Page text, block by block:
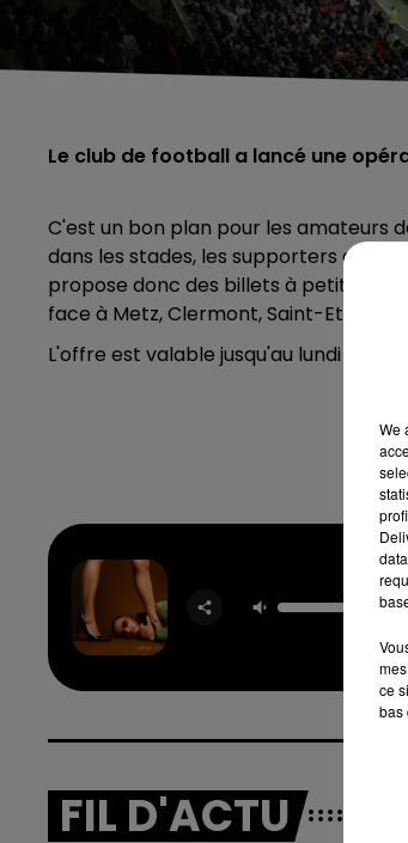
LA TEAM DU WEEK-
Le club de football a lancé une
C'est un bon plan pour les amateurs
dans les stades, les supporters de
propose donc des billets à petits prix
face à Metz, Clermont, Saint-Etienne
L'offre est valable jusqu'au lundi 14
FIL D'ACTU
We
ce
bas